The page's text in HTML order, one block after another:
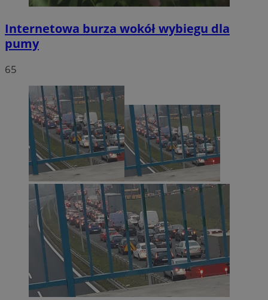
Internetowa burza wokół wybiegu dla
pumy
65